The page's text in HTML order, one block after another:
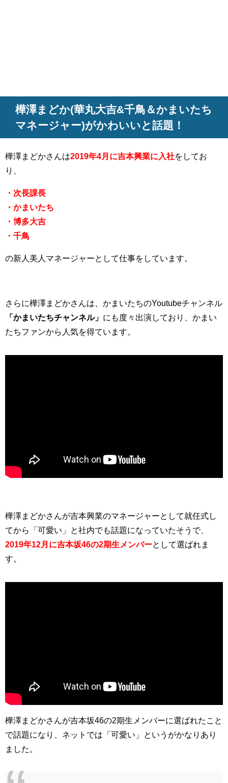
樺澤まどか(華丸大吉&千鳥＆かまいたち
マネージャー)がかわいいと話題！
樺澤まどかさんは2019年4月に吉本興業に入社をしてお
り、
・次長課長
・かまいたち
・博多大吉
・千鳥
の新人美人マネージャーとして仕事をしています。
さらに樺澤まどかさんは、かまいたちのYoutubeチャンネル
「かまいたちチャンネル」 にも度々出演しており、かまい
たちファンから人気を得ています。
樺澤まどかさんが吉本興業のマネージャーとして就任式し
てから「可愛い」と社内でも話題になっていたそうで、
2019年12月に吉本坂46の2期生メンバーとして選ばれま
す。
樺澤まどかさんが吉本坂46の2期生メンバーに選ばれたこと
で話題になり、ネットでは「可愛い」というがかなりあり
ました。